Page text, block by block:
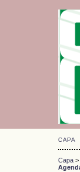
CAPA
Capa >